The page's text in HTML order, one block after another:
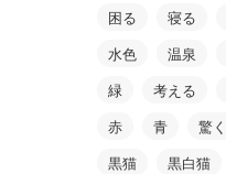
困る
寝る
水色
温泉
緑
考える
赤
青 驚く
黒猫
黒白猫